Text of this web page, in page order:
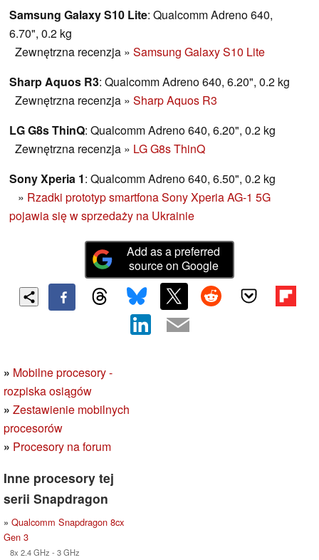
są też pewne ograniczenia ...
Samsung Galaxy S10 Lite: Qualcomm Adreno 640,
6.70", 0.2 kg
Zewnętrzna recenzja » Samsung Galaxy S10 Lite
Sharp Aquos R3: Qualcomm Adreno 640, 6.20", 0.2 kg
Zewnętrzna recenzja » Sharp Aquos R3
LG G8s ThinQ: Qualcomm Adreno 640, 6.20", 0.2 kg
Zewnętrzna recenzja » LG G8s ThinQ
Sony Xperia 1: Qualcomm Adreno 640, 6.50", 0.2 kg
» Rzadki prototyp smartfona Sony Xperia AG-1 5G
pojawia się w sprzedaży na Ukrainie
Add as a preferred
source on Google
» Mobilne procesory -
rozpiska osiągów
» Zestawienie mobilnych
procesorów
» Procesory na forum
Inne procesory tej
serii Snapdragon
» Qualcomm Snapdragon 8cx
Gen 3
8x 2.4 GHz - 3 GHz